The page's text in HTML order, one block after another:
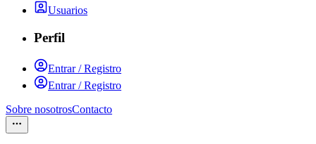
Usuarios
Perfil
Entrar / Registro
Entrar / Registro
Sobre nosotrosContacto